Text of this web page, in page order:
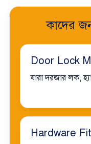
কাদের
Door Lock
যারা দরজার লক,
Hardware